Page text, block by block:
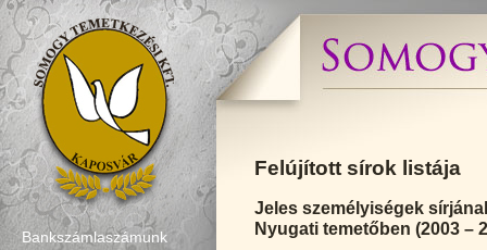
Bankszámlaszámunk
Felújított sírok listája
Jeles személyiségek
Nyugati temetőben (2003 –